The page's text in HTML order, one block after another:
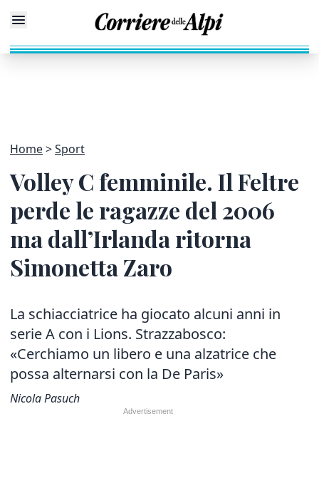
Home Sport
Volley C femminile. Il Feltre
perde le ragazze del 2006
ma dall’Irlanda ritorna
Simonetta Zaro
La schiacciatrice ha giocato alcuni anni in
serie A con i Lions. Strazzabosco:
«Cerchiamo un libero e una alzatrice che
possa alternarsi con la De Paris»
Nicola Pasuch